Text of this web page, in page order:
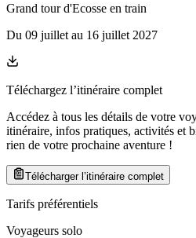
Grand tour d'Ecosse en train
Du 09 juillet au 16 juillet 2027
Téléchargez l’itinéraire complet
Accédez à tous les détails de votre
itinéraire, infos pratiques, activités et
rien de votre prochaine aventure !
Télécharger l’itinéraire complet
Tarifs préférentiels
Voyageurs solo